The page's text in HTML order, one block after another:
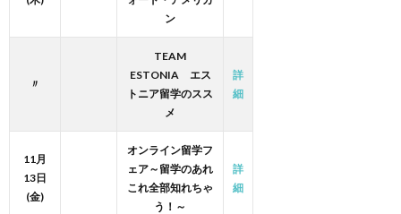
ン
〃
TEAM
ESTONIA エス
トニア留学のスス
メ
詳
細
11月
13日
(金)
オンライン留学フ
ェア～留学のあれ
これ全部知れちゃ
う！～
詳
細